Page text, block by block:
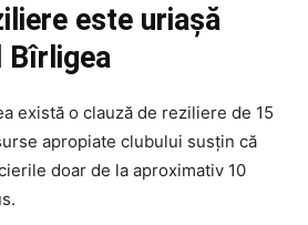
este uriașă
Bîrligea
există o clauză de reziliere de 15
apropiate clubului susțin că
doar de la aproximativ 10